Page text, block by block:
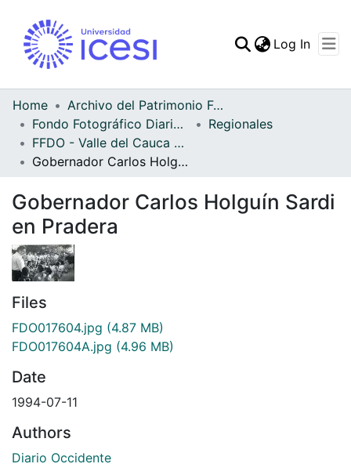
Statistics
Log In
Home
Archivo del Patrimonio Fotográfico y Fílmico del Valle del Cauca
Fondo Fotográfico Diario Occidente
Regionales
FFDO - Valle del Cauca - Patrimonial
Gobernador Carlos Holguín Sardi en Pradera
Gobernador Carlos Holguín Sardi
en Pradera
Files
FDO017604.jpg (4.87 MB)
FDO017604A.jpg (4.96 MB)
Date
1994-07-11
Authors
Diario Occidente